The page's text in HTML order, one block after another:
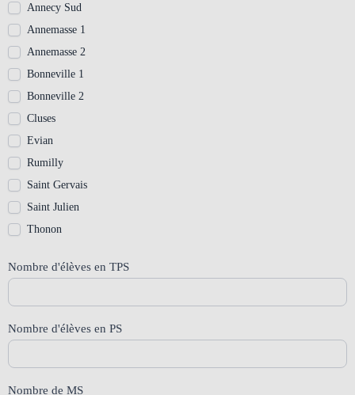
Annecy Sud
Annemasse 1
Annemasse 2
Bonneville 1
Bonneville 2
Cluses
Evian
Rumilly
Saint Gervais
Saint Julien
Thonon
Nombre d'élèves en TPS
Nombre d'élèves en PS
Nombre de MS